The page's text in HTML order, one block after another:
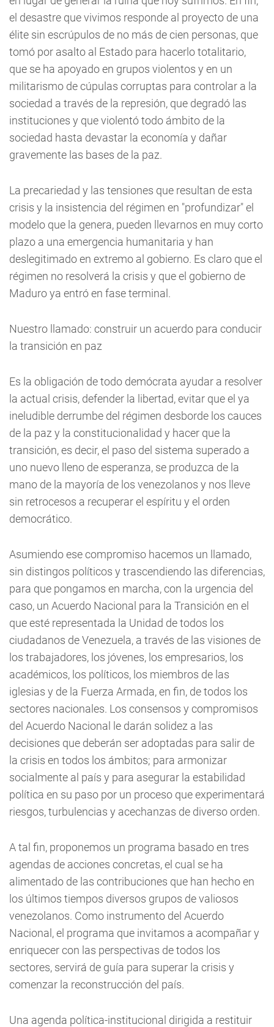
el desastre que vivimos responde al proyecto de una
élite sin escrúpulos de no más de cien personas, que
tomó por asalto al Estado para hacerlo totalitario,
que se ha apoyado en grupos violentos y en un
militarismo de cúpulas corruptas para controlar a la
sociedad a través de la represión, que degradó las
instituciones y que violentó todo ámbito de la
sociedad hasta devastar la economía y dañar
gravemente las bases de la paz.
La precariedad y las tensiones que resultan de esta
crisis y la insistencia del régimen en "profundizar" el
modelo que la genera, pueden llevarnos en muy corto
plazo a una emergencia humanitaria y han
deslegitimado en extremo al gobierno. Es claro que el
régimen no resolverá la crisis y que el gobierno de
Maduro ya entró en fase terminal.
Nuestro llamado: construir un acuerdo para conducir
la transición en paz
Es la obligación de todo demócrata ayudar a resolver
la actual crisis, defender la libertad, evitar que el ya
ineludible derrumbe del régimen desborde los cauces
de la paz y la constitucionalidad y hacer que la
transición, es decir, el paso del sistema superado a
uno nuevo lleno de esperanza, se produzca de la
mano de la mayoría de los venezolanos y nos lleve
sin retrocesos a recuperar el espíritu y el orden
democrático.
Asumiendo ese compromiso hacemos un llamado,
sin distingos políticos y trascendiendo las diferencias,
para que pongamos en marcha, con la urgencia del
caso, un Acuerdo Nacional para la Transición en el
que esté representada la Unidad de todos los
ciudadanos de Venezuela, a través de las visiones de
los trabajadores, los jóvenes, los empresarios, los
académicos, los políticos, los miembros de las
iglesias y de la Fuerza Armada, en fin, de todos los
sectores nacionales. Los consensos y compromisos
del Acuerdo Nacional le darán solidez a las
decisiones que deberán ser adoptadas para salir de
la crisis en todos los ámbitos; para armonizar
socialmente al país y para asegurar la estabilidad
política en su paso por un proceso que experimentará
riesgos, turbulencias y acechanzas de diverso orden.
A tal fin, proponemos un programa basado en tres
agendas de acciones concretas, el cual se ha
alimentado de las contribuciones que han hecho en
los últimos tiempos diversos grupos de valiosos
venezolanos. Como instrumento del Acuerdo
Nacional, el programa que invitamos a acompañar y
enriquecer con las perspectivas de todos los
sectores, servirá de guía para superar la crisis y
comenzar la reconstrucción del país.
Una agenda política-institucional dirigida a restituir